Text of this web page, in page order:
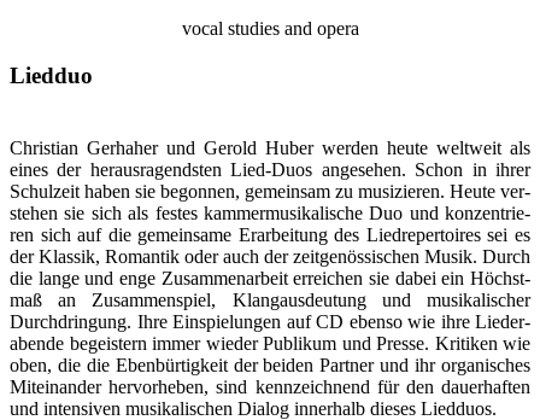
vocal studies and opera
Liedduo
Christian Gerhaher und Gerold Huber werden heute weltweit als
eines der her­aus­ragendsten Lied-Duos angesehen. Schon in ihrer
Schul­zeit haben sie be­gon­nen, ge­mein­sam zu mu­si­zie­ren. Heute ver­
stehen sie sich als festes kammer­mu­si­ka­lische Duo und kon­zen­trie­
ren sich auf die ge­mein­same Er­arbei­tung des Lied­re­per­toires sei es
der Klassik, Romantik oder auch der zeit­genös­si­schen Musik. Durch
die lange und enge Zu­sam­men­arbeit er­rei­chen sie dabei ein Höchst­
maß an Zu­sam­men­spiel, Klang­aus­deu­tung und mu­si­ka­li­scher
Durch­dringung. Ihre Ein­spielun­gen auf CD ebenso wie ihre Lieder­
abende begeistern immer wieder Pu­bli­kum und Presse. Kritiken wie
oben, die die Eben­bürtigkeit der beiden Partner und ihr or­ga­nisches
Mit­ein­an­der her­vor­he­ben, sind kenn­zeich­nend für den dauer­haften
und intensiven mu­si­ka­li­schen Dia­log inner­halb dieses Lied­duos.